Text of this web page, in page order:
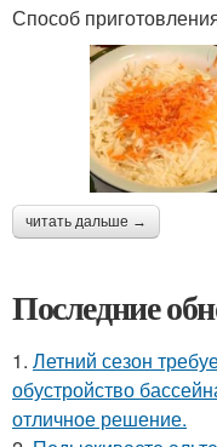
Способ
читать дальше →
Последние
1. Летний сезон
обустройство
отличное решение.